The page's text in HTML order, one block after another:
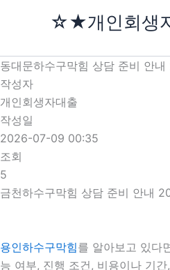
로
건
너
뛰
기
☆★개인회생
동대문하수구막힘 상담 준비 안
작성자
개인회생자대출
작성일
2026-07-09 00:35
조회
5
금천하수구막힘 상담 준비 안내
용인하수구막힘를 알아보고 있다
능 여부, 진행 조건, 비용이나 기